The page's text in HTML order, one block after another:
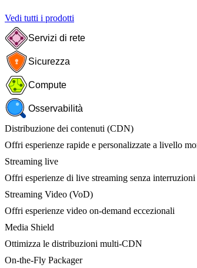
Vedi tutti i prodotti
Servizi di rete
Sicurezza
Compute
Osservabilità
Distribuzione dei contenuti (CDN)
Offri esperienze rapide e personalizzate a livello
Streaming live
Offri esperienze di live streaming senza interruzioni
Streaming Video (VoD)
Offri esperienze video on-demand eccezionali
Media Shield
Ottimizza le distribuzioni multi-CDN
On-the-Fly Packager